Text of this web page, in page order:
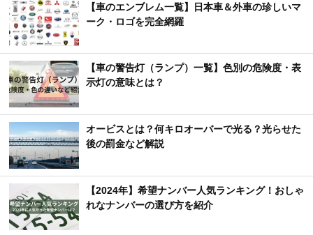
【車のエンブレム一覧】日本車＆外車の珍しいマ
ーク・ロゴを完全網羅
【車の警告灯（ランプ）一覧】色別の危険度・表
示灯の意味とは？
オービスとは？何キロオーバーで光る？光らせた
後の罰金など解説
【2024年】希望ナンバー人気ランキング！おしゃ
れなナンバーの選び方を紹介